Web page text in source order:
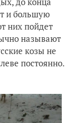
и большую
них пойдет
называют
козы не
постоянно.